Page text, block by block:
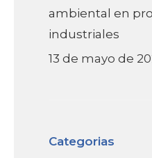
ambiental en
industriales
13 de mayo de
Categorias